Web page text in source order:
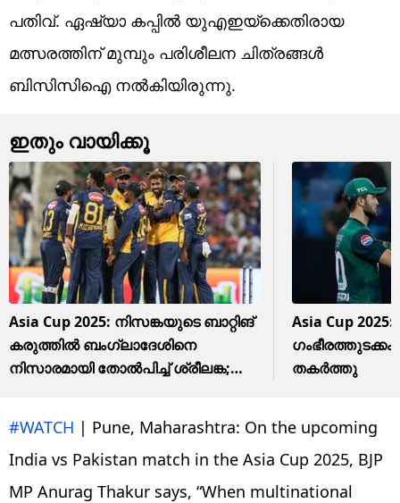
പതിവ്. ഏഷ്യാ കപ്പില്‍ യുഎഇയ്‌ക്കെതിരായ
മത്സരത്തിന് മുമ്പും പരിശീലന ചിത്രങ്ങള്‍
ബിസിസിഐ നല്‍കിയിരുന്നു.
ഇതും വായിക്കൂ
Asia Cup 2025: നിസങ്കയുടെ ബാറ്റിങ്
കരുത്തില്‍ ബംഗ്ലാദേശിനെ
നിസാരമായി തോല്‍പിച്ച് ശ്രീലങ്ക;
Asia Cup
തകര്‍ത്തു
#WATCH | Pune, Maharashtra: On the upcoming
India vs Pakistan match in the Asia Cup 2025, BJP
MP Anurag Thakur says, “When multinational